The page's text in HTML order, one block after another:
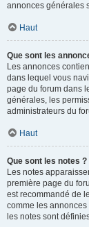
annonces générales
Haut
Que sont les
Les annonces
dans lequel vous
page du forum dans
générales, les
administrateurs du
Haut
Que sont les notes ?
Les notes
première page du
est recommandé de
comme les
les notes sont